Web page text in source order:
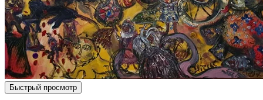
Быстрый просмотр